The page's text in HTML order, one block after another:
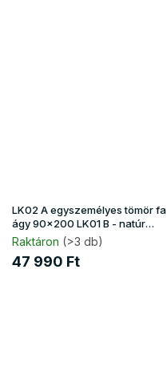
LK02 A egyszemélyes tömör fa
ágy 90x200 LK01 B - natúr
borovi
Raktáron (>3 db)
47 990 Ft